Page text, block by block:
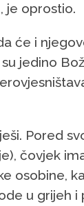
je oprostio.
će i
jedino
Pored
čovjek
osobine,
u grijeh